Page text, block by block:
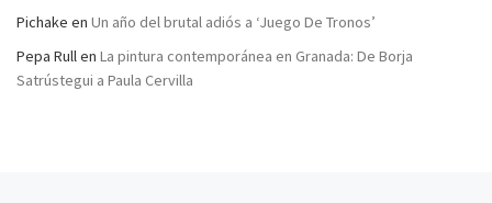
Pichake en Un año del brutal adiós a ‘Juego De Tronos’
Pepa Rullen La pintura contemporánea en Granada: De Borja
Satrústegui a Paula Cervilla